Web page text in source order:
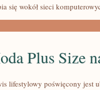
się wokół sieci
Plus Size
lifestylowy poświęcony jest